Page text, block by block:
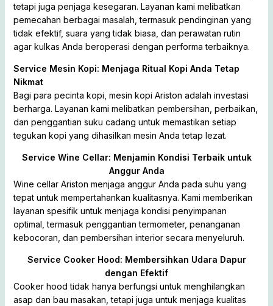
tetapi juga penjaga kesegaran. Layanan kami melibatkan
pemecahan berbagai masalah, termasuk pendinginan yang
tidak efektif, suara yang tidak biasa, dan perawatan rutin
agar kulkas Anda beroperasi dengan performa terbaiknya.
Service Mesin Kopi: Menjaga Ritual Kopi Anda Tetap
Nikmat
Bagi para pecinta kopi, mesin kopi Ariston adalah investasi
berharga. Layanan kami melibatkan pembersihan, perbaikan,
dan penggantian suku cadang untuk memastikan setiap
tegukan kopi yang dihasilkan mesin Anda tetap lezat.
Service Wine Cellar: Menjamin Kondisi Terbaik untuk
Anggur Anda
Wine cellar Ariston menjaga anggur Anda pada suhu yang
tepat untuk mempertahankan kualitasnya. Kami memberikan
layanan spesifik untuk menjaga kondisi penyimpanan
optimal, termasuk penggantian termometer, penanganan
kebocoran, dan pembersihan interior secara menyeluruh.
Service Cooker Hood: Membersihkan Udara Dapur
dengan Efektif
Cooker hood tidak hanya berfungsi untuk menghilangkan
asap dan bau masakan, tetapi juga untuk menjaga kualitas